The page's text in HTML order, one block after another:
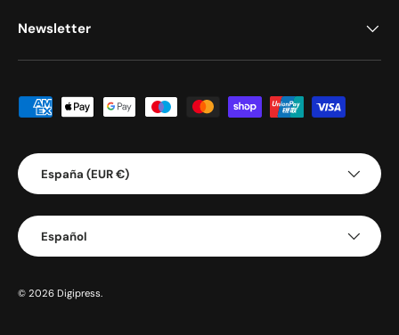
Newsletter
Formas de pago aceptadas
País/Región
España (EUR €)
Idioma
Español
© 2026 Digipress.